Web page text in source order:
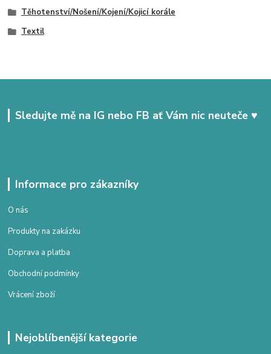
Těhotenství/Nošení/Kojení/Kojicí korále
Textil
Sledujte mě na IG nebo FB ať Vám nic neuteče ♥
Informace pro zákazníky
O nás
Produkty na zakázku
Doprava a platba
Obchodní podmínky
Vrácení zboží
Nejoblíbenější kategorie